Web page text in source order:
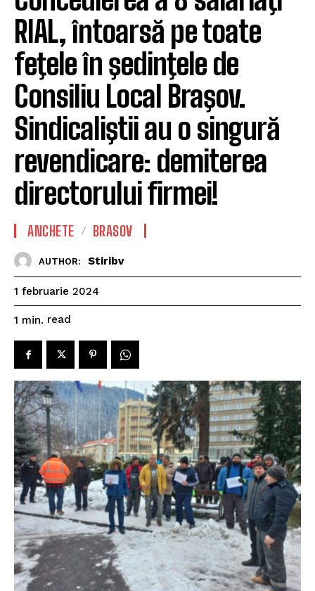
RIAL, întoarsă pe toate
feţele în şedinţele de
Consiliu Local Braşov.
Sindicaliştii au o singură
revendicare: demiterea
directorului firmei!
ANCHETE BRASOV
AUTHOR: Stiribv
1 februarie 2024
1 min. read